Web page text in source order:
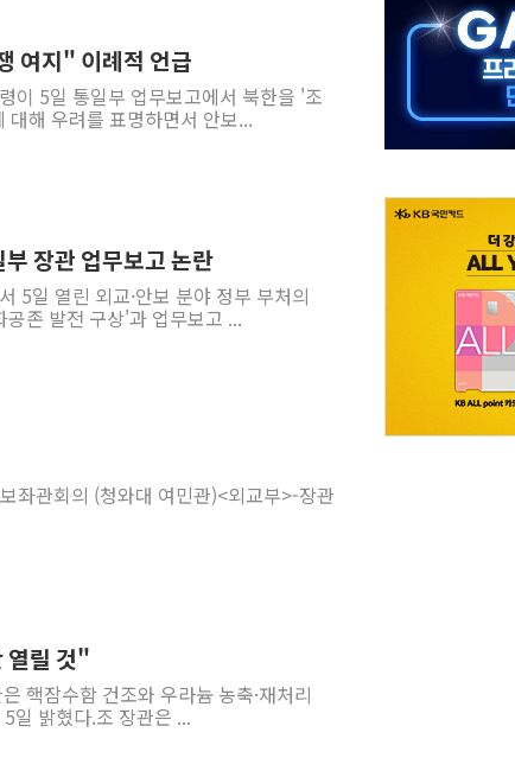
주한미군 "오산기지 누출, 백린 아닌 무해한 표면 부식 물질"
구미 폐염산처리업체서 불 2시간30여분만에 진화...외국인 노동자
해군과 함께하는 '불금전파, 송정' 시즌2
여지" 이례적 언급
이 5일 통일부 업무보고에서 북한을 '조
해 우려를 표명하면서 안보...
장관 업무보고 논란
5일 열린 외교·안보 분야 정부 부처의
존 발전 구상'과 업무보고 ...
좌관회의 (청와대 여민관)<외교부>-장관
열릴 것"
핵잠수함 건조와 우라늄 농축·재처리
일 밝혔다.조 장관은 ...